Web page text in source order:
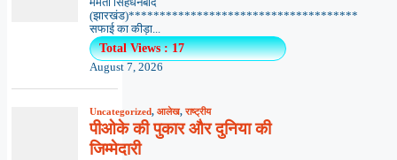
ममता सिंहधनबाद
(झारखंड)*************************************
सफाई का कीड़ा...
Total Views : 17
August 7, 2026
Uncategorized, आलेख,राष्ट्रीय
पीओके की पुकार और दुनिया की
जिम्मेदारी